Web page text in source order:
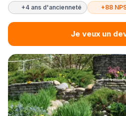
+4 ans d'ancienneté +88
Je veux un